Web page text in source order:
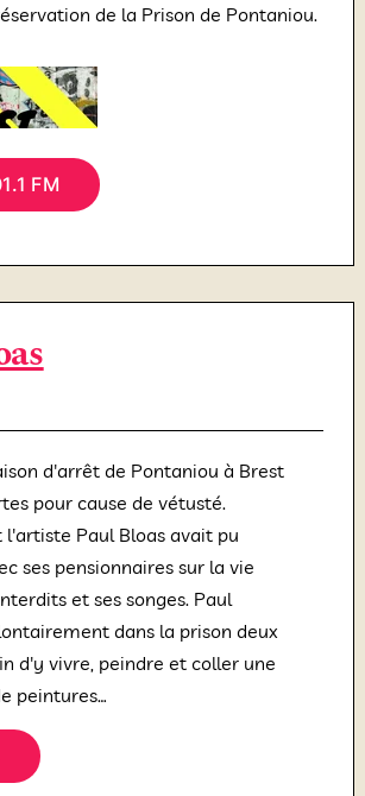
de la Prison de Pontaniou.
FM
d'arrêt de Pontaniou à Brest
pour cause de vétusté.
Paul Bloas avait pu
ses pensionnaires sur la vie
et ses songes. Paul
dans la prison deux
d'y vivre, peindre et coller une
peintures…